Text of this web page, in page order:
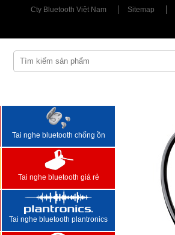
Cty Bluetooth Việt Nam Sitemap
Tai nghe bluetooth chống ồn
Tai nghe bluetooth giá rẻ
Tai nghe bluetooth plantronics